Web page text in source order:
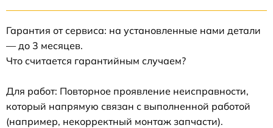
Гарантия от сервиса: на установленные нами детали
— до 3 месяцев.
Что считается гарантийным случаем?
Для работ: Повторное проявление неисправности,
который напрямую связан с выполненной работой
(например, некорректный монтаж запчасти).